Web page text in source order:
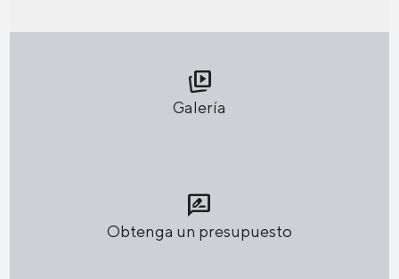
animated_images
Galería
rate_review
Obtenga un presupuesto